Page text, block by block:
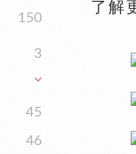
150
3
45
46
了解